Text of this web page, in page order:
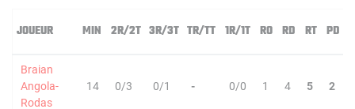
JOUEUR MIN 2R/2T 3R/3T TR/TT 1R/1T RO RD RT PD
Braian
Angola-
Rodas
14 0/3 0/1 - 0/0 1 4 5 2